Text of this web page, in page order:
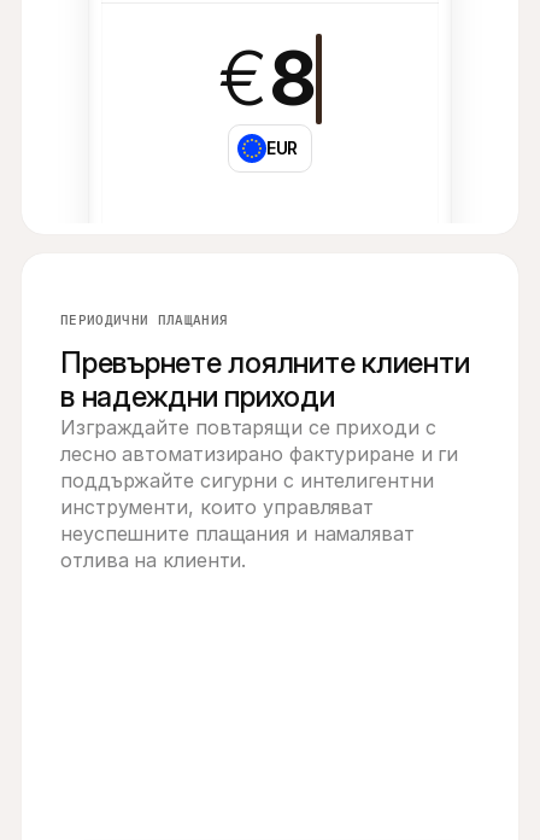
€8
ЕUR
ПЕРИОДИЧНИ ПЛАЩАНИЯ
Превърнете лоялните клиенти
в надеждни приходи
Изграждайте повтарящи се приходи с
лесно автоматизирано фактуриране и ги
поддържайте сигурни с интелигентни
инструменти, които управляват
неуспешните плащания и намаляват
отлива на клиенти.